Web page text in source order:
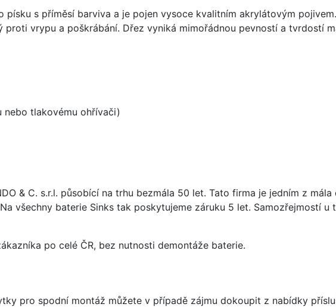
s příměsí barviva a je pojen vysoce kvalitním akrylátovým
vrypu a poškrábání. Dřez vyniká mimořádnou pevností a tvrdostí
tlakovému ohřívači)
& C. s.r.l. působící na trhu bezmála 50 let. Tato firma je jedním z
všechny baterie Sinks tak poskytujeme záruku 5 let. Samozřejmostí u
po celé ČR, bez nutnosti demontáže baterie.
pro spodní montáž můžete v případě zájmu dokoupit z nabídky